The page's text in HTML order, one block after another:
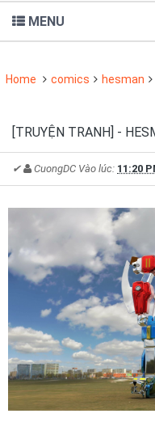
MENU
Home comics hesman
[TRUYỆN TRANH] -
✔ CuongDC Vào lúc: 11:20